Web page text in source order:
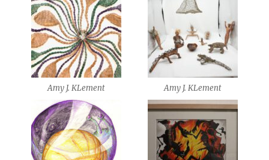
Amy J. KLement Amy J. KLement